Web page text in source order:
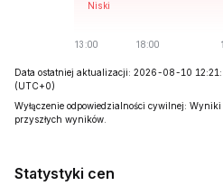
Data ostatniej aktualizacji: 2026-08-10
(UTC+0)
Wyłączenie odpowiedzialności cywilnej:
przyszłych wyników.
Statystyki cen